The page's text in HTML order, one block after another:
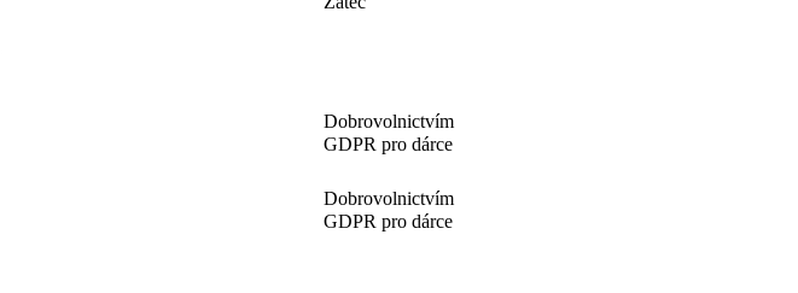
Dobrovolnictvím
GDPR pro dárce
Dobrovolnictvím
GDPR pro dárce